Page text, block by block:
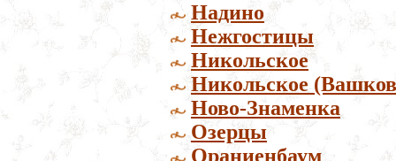
Надино
Нежгостицы
Никольское
Никольское
Ново-Знаменка
Озерцы
Ораниенбаум